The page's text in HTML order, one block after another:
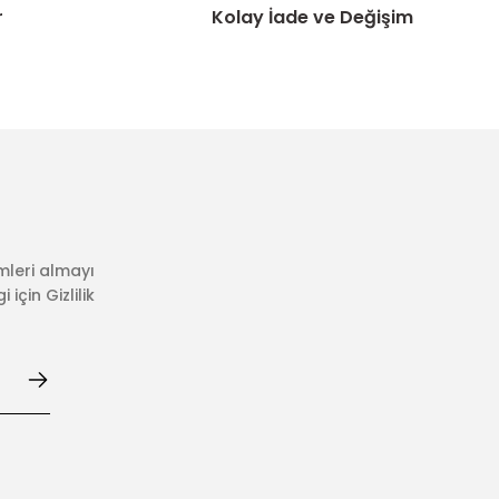
Kolay İade ve Değişim
almayı
için Gizlilik